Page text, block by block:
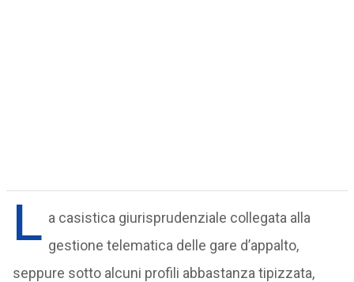
L a casistica giurisprudenziale collegata alla
gestione telematica delle gare d’appalto,
seppure sotto alcuni profili abbastanza tipizzata,